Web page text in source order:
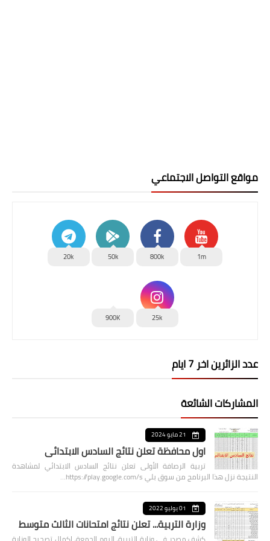
مواقع التواصل الاجتماعي
1m
800k
50k
20k
25k
900K
عدد الزائرين اخر 7 ايام
المشاركات الشائعة
21 مايو 2024
اول محافظة تعلن نتائج السادس الابتدائي
تربية الرصافة الأولى تعلن نتائج السادس الابتدائي لمشاهدة
النتيجة نزل هذا البرنامج من سوق بلي https://play.google.com/s…
01 يوليو 2022
وزارة التربية... تعلن نتائج امتحانات الثالث متوسط